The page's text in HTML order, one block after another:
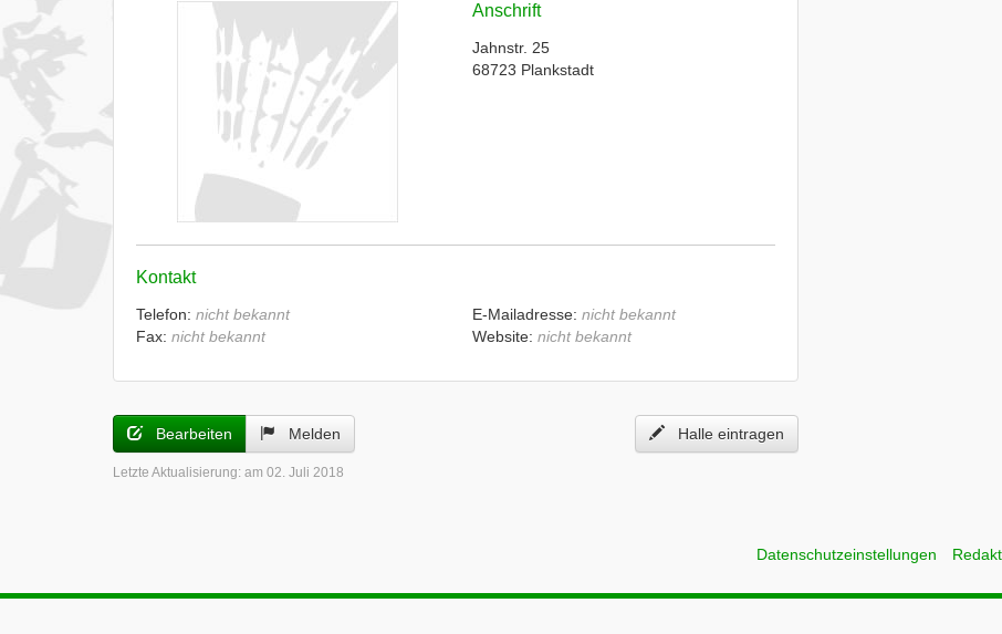
Anschrift
Jahnstr. 25
68723 Plankstadt
Kontakt
Telefon: nicht bekannt
Fax: nicht bekannt
E-Mailadresse: nicht bekannt
Website: nicht bekannt
Bearbeiten Melden Halle eintragen
Letzte Aktualisierung: am 02. Juli 2018
Datenschutzeinstellungen